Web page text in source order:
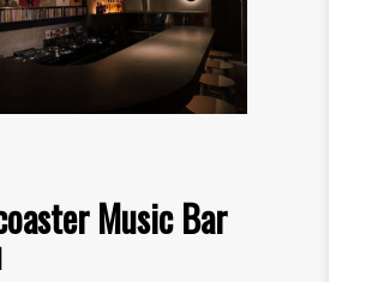
Music Bar